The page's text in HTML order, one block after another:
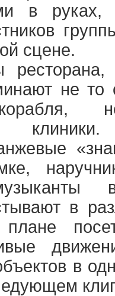
в
сцене.
не то
в
в